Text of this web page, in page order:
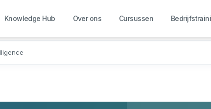
Knowledge Hub Over ons Cursussen